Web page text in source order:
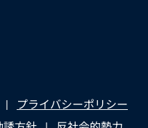
プライバシーポリシー